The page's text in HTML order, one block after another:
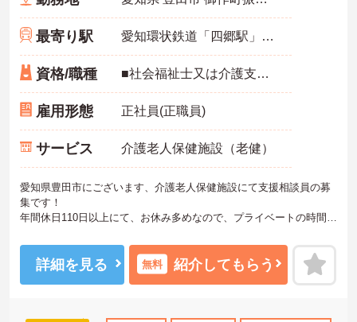
最寄り駅 愛知環状鉄道「四郷駅」バス・車23分
資格/職種 ■社会福祉士又は介護支援専門員の資格をお持ちの方 ■相談員の経験があるのが望ましい
雇用形態 正社員(正職員)
サービス 介護老人保健施設（老健）
愛知県豊田市にございます、介護老人保健施設にて支援相談員の募
集です！
年間休日110日以上にて、お休み多めなので、プライベートの時間も
また、住宅手当の支給含め、各種手当も充実しておりますので、長
期的な就業をしやすい環境です。
ご興味のある方は、マイナビ介護職までお問い合わせください。
詳細を見る 無料 紹介してもらう